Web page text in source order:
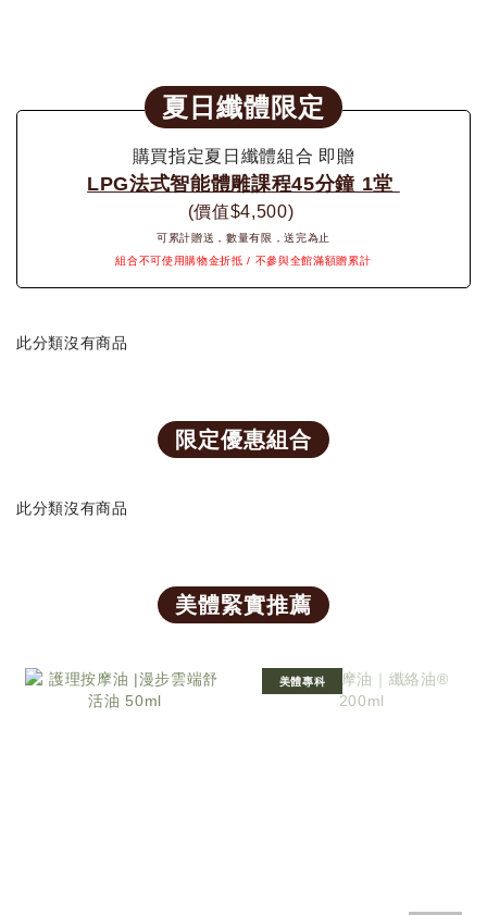
夏日纖體限定
購買指定夏日纖體組合 即贈
LPG法式智能體雕課程45分鐘 1堂
(價值$4,500)
可累計贈送，數量有限，送完為止
組合不可使用購物金折抵 / 不參與全館滿額贈累計
此分類沒有商品
限定優惠組合
此分類沒有商品
美體緊實推薦
美體專科